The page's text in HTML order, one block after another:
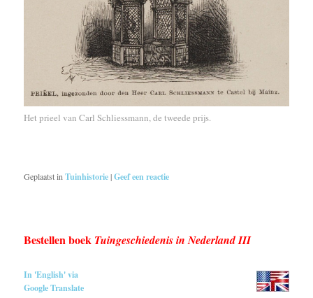
Het prieel van Carl Schliessmann, de tweede prijs.
Geplaatst in Tuinhistorie|Geef een reactie
Bestellen boek Tuingeschiedenis in Nederland III
In 'English' via
Google Translate